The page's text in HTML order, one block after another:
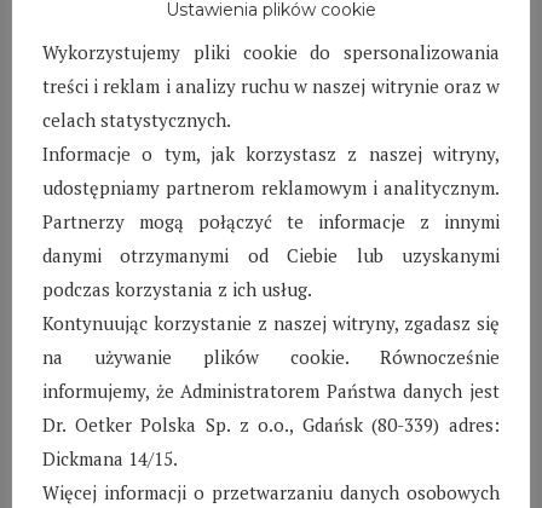
bardzo ważnym elementem rozumienia gry oraz
gwarantują prawidłowe wykonywanie zadań
wyznaczonych na boisku.
Uczestnicy zajęć ćwiczą prowadzenie piłki, zwody
i zawroty, zmiany kierunku prowadzenia, podania
i przyjęcia, strzały na bramkę nogą i głową, a
także obronę bramki. Treningi piłki nożnej są
bardzo ważnym elementem w życiu naszych
podopiecznych. Stanowią odskocznię od
codzienności oraz dają możliwość rozwijania
swojej pasji. Niewątpliwie wpływają na lepsze
samopoczucie, poprawę kondycji oraz stan
zdrowia, a także uczą współpracy w grupie.
Ustawienia plików cookie
Wykorzystujemy pliki cookie do spersonalizowania
treści i reklam i analizy ruchu w naszej witrynie oraz w
celach statystycznych.
Informacje o tym, jak korzystasz z naszej witryny,
udostępniamy partnerom reklamowym i analitycznym.
Partnerzy mogą połączyć te informacje z innymi
danymi otrzymanymi od Ciebie lub uzyskanymi
podczas korzystania z ich usług.
Kontynuując korzystanie z naszej witryny, zgadasz się
na używanie plików cookie. Równocześnie
informujemy, że Administratorem Państwa danych jest
Dr. Oetker Polska Sp. z o.o., Gdańsk (80-339) adres:
Dickmana 14/15.
Więcej informacji o przetwarzaniu danych osobowych